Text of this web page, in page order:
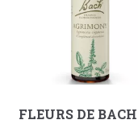
FLEURS DE BACH